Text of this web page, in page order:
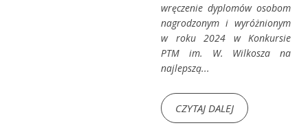
wręczenie dyplomów osobom
nagrodzonym i wyróżnionym
w roku 2024 w Konkursie
PTM im. W. Wilkosza na
najlepszą...
CZYTAJ DALEJ